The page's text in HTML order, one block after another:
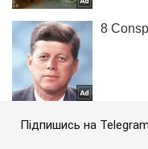
Підпишись на